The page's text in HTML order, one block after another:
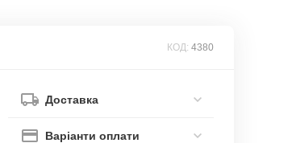
КОД: 4380
Доставка
Варіанти оплати